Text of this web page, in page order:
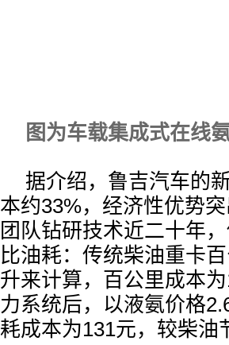
图为车载集成式在线
据介绍，鲁吉汽车的
本约33%，经济性优势
团队钻研技术近二十年
比油耗：传统柴油重卡
升来计算，百公里成本
力系统后，以液氨价格
耗成本为131元，较柴油